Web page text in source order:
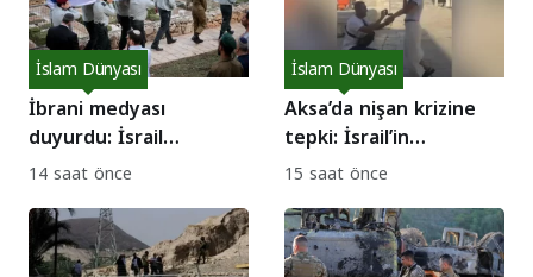
İbrani medyası
duyurdu: İsrail
ordusunda bu hafta 3
İslam Dünyası
14 saat önce
Aksa’da nişan krizine
tepki: İsrail’in
egemenlik dayatması
İslam Dünyası
15 saat önce